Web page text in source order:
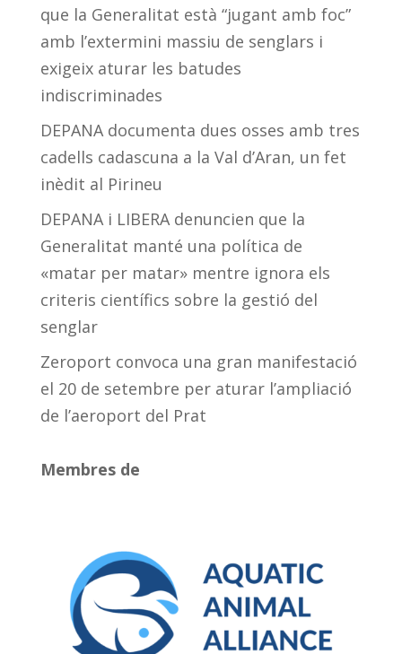
que la Generalitat està “jugant amb foc”
amb l’extermini massiu de senglars i
exigeix aturar les batudes
indiscriminades
DEPANA documenta dues osses amb tres
cadells cadascuna a la Val d’Aran, un fet
inèdit al Pirineu
DEPANA i LIBERA denuncien que la
Generalitat manté una política de
«matar per matar» mentre ignora els
criteris científics sobre la gestió del
senglar
Zeroport convoca una gran manifestació
el 20 de setembre per aturar l’ampliació
de l’aeroport del Prat
Membres de